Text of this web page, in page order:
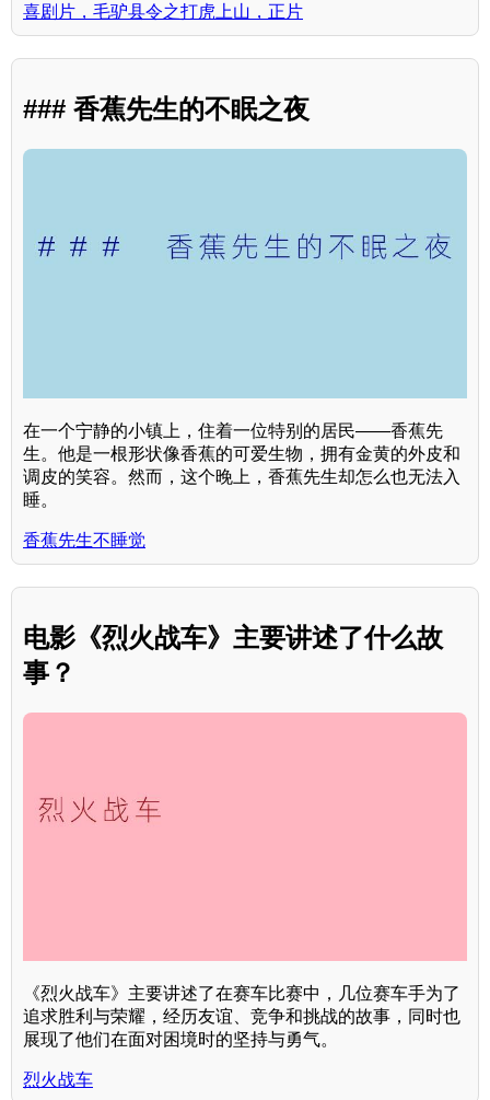
喜剧片，毛驴县令之打虎上山，正片
### 香蕉先生的不眠之夜
在一个宁静的小镇上，住着一位特别的居民——香蕉先
生。他是一根形状像香蕉的可爱生物，拥有金黄的外皮和
调皮的笑容。然而，这个晚上，香蕉先生却怎么也无法入
睡。
香蕉先生不睡觉
电影《烈火战车》主要讲述了什么故
事？
《烈火战车》主要讲述了在赛车比赛中，几位赛车手为了
追求胜利与荣耀，经历友谊、竞争和挑战的故事，同时也
展现了他们在面对困境时的坚持与勇气。
烈火战车